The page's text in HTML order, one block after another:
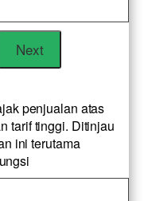
penjualan atas
tarif tinggi. Ditinjau
ini terutama